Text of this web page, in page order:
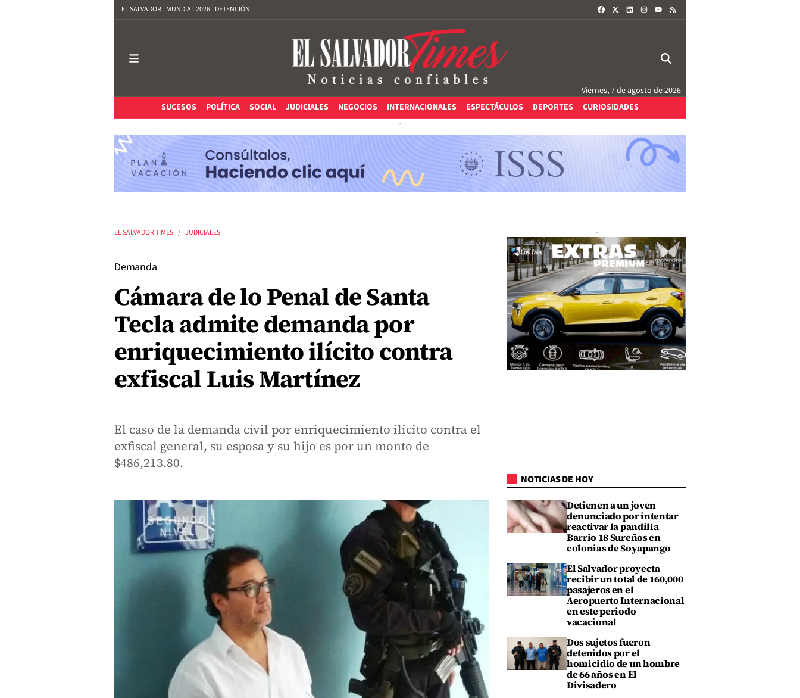
EL SALVADOR MUNDIAL 2026 DETENCIÓN FACEBOOKLINKEDININSTAGRAM
Viernes, 7 de agosto de 2026
SUCESOS
POLÍTICA SOCIAL JUDICIALES NEGOCIOS INTERNACIONALES ESPECTÁCULOS DEPORTES CURIOSIDADES
EL SALVADOR TIMES JUDICIALES
Demanda
Cámara de lo Penal de Santa
Tecla admite demanda por
enriquecimiento ilícito contra
exfiscal Luis Martínez
El caso de la demanda civil por enriquecimiento ilicito contra el
exfiscal general, su esposa y su hijo es por un monto de
$486,213.80.
NOTICIAS DE HOY
Detienen a un joven
denunciado por intentar
reactivar la pandilla
Barrio 18 Sureños en
colonias de Soyapango
El Salvador proyecta
recibir un total de 160,000
pasajeros en el
Aeropuerto Internacional
en este periodo
vacacional
Dos sujetos fueron
detenidos por el
homicidio de un hombre
de 66 años en El
Divisadero